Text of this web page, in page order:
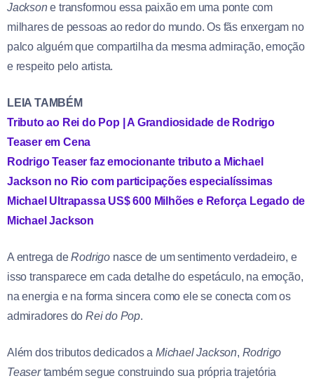
Jacksone transformou essa paixão em uma ponte com
milhares de pessoas ao redor do mundo. Os fãs enxergam no
palco alguém que compartilha da mesma admiração, emoção
e respeito pelo artista.
LEIA TAMBÉM
Tributo ao Rei do Pop | A Grandiosidade de Rodrigo
Teaser em Cena
Rodrigo Teaser faz emocionante tributo a Michael
Jackson no Rio com participações especialíssimas
Michael Ultrapassa US$ 600 Milhões e Reforça Legado de
Michael Jackson
A entrega deRodrigo nasce de um sentimento verdadeiro, e
isso transparece em cada detalhe do espetáculo, na emoção,
na energia e na forma sincera como ele se conecta com os
admiradores doRei do Pop.
Além dos tributos dedicados a Michael Jackson, Rodrigo
Teasertambém segue construindo sua própria trajetória